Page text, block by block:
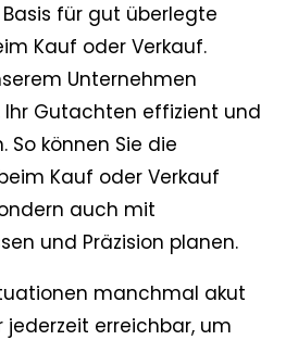
für gut überlegte
Kauf oder Verkauf.
Unternehmen
Ihr Gutachten effizient und
So können Sie die
Kauf oder Verkauf
auch mit
und Präzision planen.
manchmal akut
jederzeit erreichbar, um